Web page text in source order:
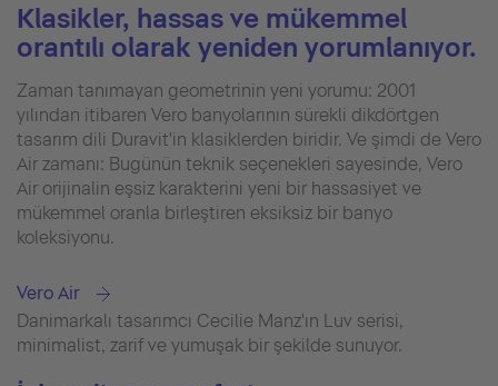
Klasikler, hassas ve mükemmel
orantılı olarak yeniden yorumlanıyor.
Zaman tanımayan geometrinin yeni yorumu: 2001
yılından itibaren Vero banyolarının sürekli dikdörtgen
tasarım dili Duravit'in klasiklerden biridir. Ve şimdi de Vero
Air zamanı: Bugünün teknik seçenekleri sayesinde, Vero
Air orijinalin eşsiz karakterini yeni bir hassasiyet ve
mükemmel oranla birleştiren eksiksiz bir banyo
koleksiyonu.
Vero Air
Danimarkalı tasarımcı Cecilie Manz'ın Luv serisi,
minimalist, zarif ve yumuşak bir şekilde sunuyor.